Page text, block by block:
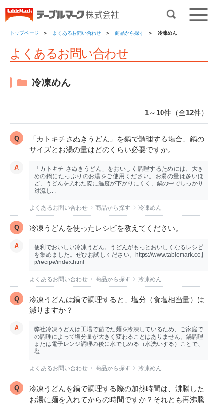
トップページ よくあるお問い合わせ 商品から探す 冷凍めん
よくあるお問い合わせ
冷凍めん
1～ 10件（全12件）
「カトキチさぬきうどん」を鍋で調理する場合、鍋の
サイズとお湯の量はどのくらい必要ですか。
「カトキチ さぬきうどん」をおいしく調理するためには、大き
めの鍋にたっぷりのお湯をご使用ください。お湯の量は多いほ
ど、うどんを入れた際に温度が下がりにくく、鍋の中でしっかり
対流し...
よくあるお問い合わせ 商品から探す 冷凍めん
冷凍うどんを使ったレシピを教えてください。
便利でおいしい冷凍うどん。うどんがもっとおいしくなるレシピ
を集めました。ぜひお試しください。https://www.tablemark.co.j
p/recipe/index.html
よくあるお問い合わせ 商品から探す 冷凍めん
冷凍うどんは鍋で調理すると、塩分（食塩相当量）は
減りますか？
弊社冷凍うどんは工場で茹でた麺を冷凍しているため、ご家庭で
の調理によって塩分量が大きく変わることはありません。鍋調理
または電子レンジ調理の後に水でしめる（水洗いする）ことで、
塩...
よくあるお問い合わせ 商品から探す 冷凍めん
冷凍うどんを鍋で調理する際の加熱時間は、沸騰した
お湯に麺を入れてからの時間ですか？それとも再沸騰